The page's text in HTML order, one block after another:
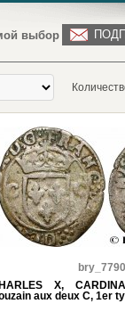
выбор
X,
aux deux C, 1er